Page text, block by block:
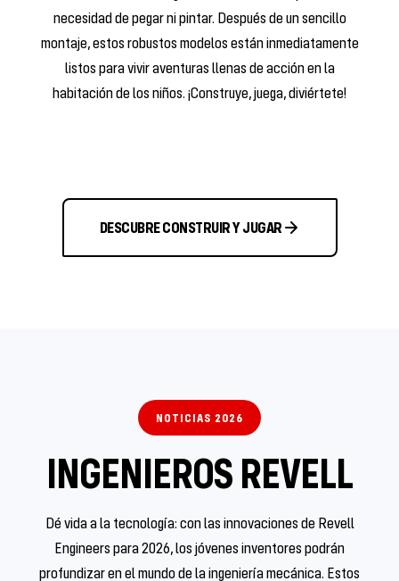
necesidad de pegar ni pintar. Después de un sencillo
montaje, estos robustos modelos están inmediatamente
listos para vivir aventuras llenas de acción en la
habitación de los niños. ¡Construye, juega, diviértete!
DESCUBRE CONSTRUIR Y JUGAR
NOTICIAS 2026
INGENIEROS REVELL
Dé vida a la tecnología: con las innovaciones de Revell
Engineers para 2026, los jóvenes inventores podrán
profundizar en el mundo de la ingeniería mecánica. Estos